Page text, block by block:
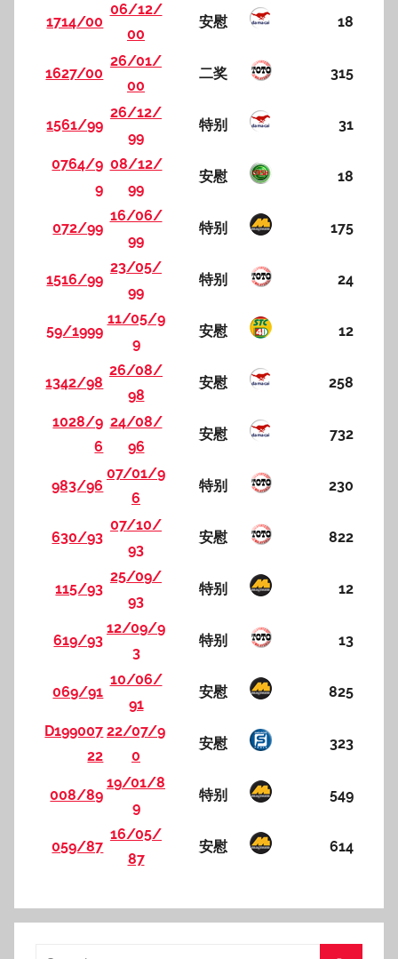
1714/00
06/12/
00
安慰 18
1627/00
26/01/
00
二奖 315
1561/99
26/12/
99
特别 31
0764/9
9
08/12/
99
安慰 18
072/99
16/06/
99
特别 175
1516/99
23/05/
99
特别 24
59/1999
11/05/9
9
安慰 12
1342/98
26/08/
98
安慰 258
1028/9
6
24/08/
96
安慰 732
983/96
07/01/9
6
特别 230
630/93
07/10/
93
安慰 822
115/93
25/09/
93
特别 12
619/93
12/09/9
3
特别 13
069/91
10/06/
91
安慰 825
D199007
22
22/07/9
0
安慰 323
008/89
19/01/8
9
特别 549
059/87
16/05/
87
安慰 614